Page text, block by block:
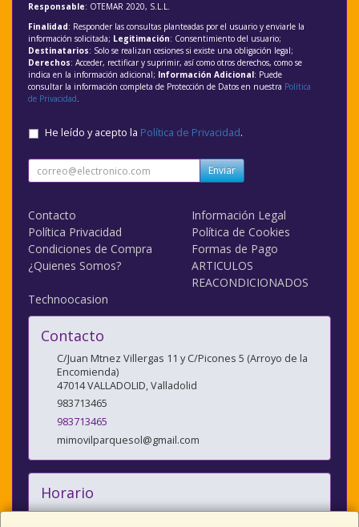
Responsable: OTEMAR 2020, S.L.L.
Finalidad: Responder las consultas planteadas por el usuario y enviarle la
información solicitada; Legitimación: Consentimiento del usuario;
Destinatarios: Solo se realizan cesiones si existe una obligación legal;
Derechos: Acceder, rectificar y suprimir, así como otros derechos, como se
indica en la información adicional; Información Adicional: Puede
consultar la información completa de Protección de Datos en nuestra Política
de Privacidad.
He leído y acepto la Política de Privacidad.
Enviar
Contacto
Información Legal
Política Privacidad
Política de Cookies
Condiciones de Compra
Formas de Pago
¿Quienes Somos?
ARTICULOS
REACONDICIONADOS
Technoocasion
Contacto
C/Juan Mtnez Villergas 11 y C/Picones 5 (Arroyo de la
Encomienda)
47014VALLADOLID,Valladolid
983713465
983713465
mimovilparquesol@gmail.com
Horario
10:00/14:00 y 17:00/20:30